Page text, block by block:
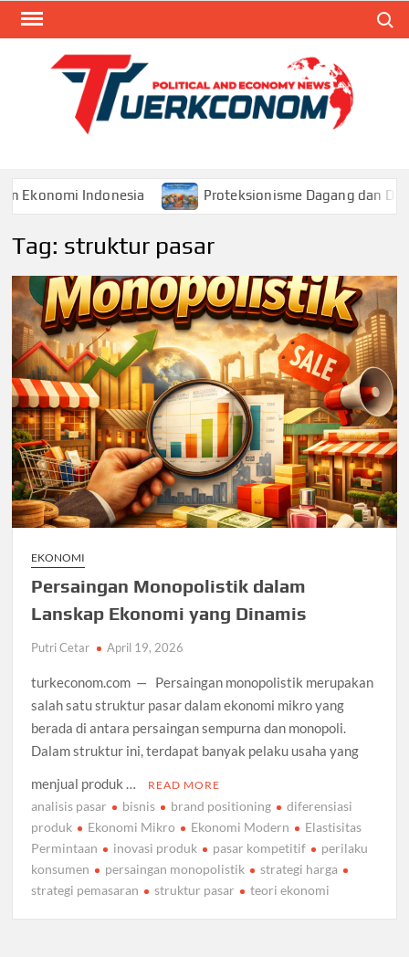
Skip
Indonesia Proteksionisme Dagang dan Dampaknya
Tag: struktur pasar
EKONOMI
Persaingan Monopolistik dalam
Lanskap Ekonomi yang Dinamis
Putri Cetar April 19, 2026
turkeconom.com — Persaingan monopolistik merupakan
salah satu struktur pasar dalam ekonomi mikro yang
berada di antara persaingan sempurna dan monopoli.
Dalam struktur ini, terdapat banyak pelaku usaha yang
menjual produk …
READ MORE
analisis pasar bisnis brand positioning
diferensiasi
produk
Ekonomi Mikro Ekonomi Modern
Elastisitas
Permintaan
inovasi produk pasar kompetitif
perilaku
konsumen
persaingan monopolistik
strategi harga
strategi pemasaran
struktur pasar teori ekonomi